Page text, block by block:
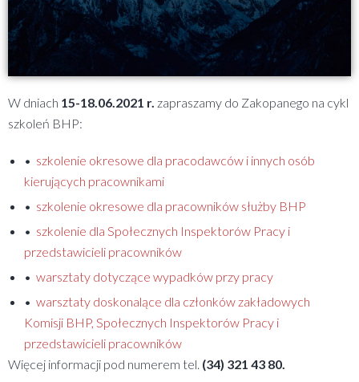
W dniach 15-18.06.2021 r. zapraszamy do Zakopanego na cykl
szkoleń BHP:
• szkolenie okresowe dla pracodawców i innych osób
kierujących pracownikami
• szkolenie okresowe dla pracowników służby BHP
• szkolenie dla Społecznych Inspektorów Pracy i
przedstawicieli pracowników
• warsztaty dotyczące wypadków przy pracy
• warsztaty doskonalące dla członków zakładowych
Komisji BHP, Społecznych Inspektorów Pracy i
przedstawicieli pracowników
Więcej informacji pod numerem tel. (34) 321 43 80.